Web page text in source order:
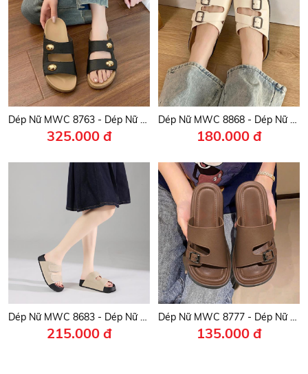
Dép Nữ MWC 8763 - Dép Nữ Quai Đôi Phối Khóa Kim Loại Vàng Đồng Thanh Lịch, Sang Trọng, Thời Trang.
325.000 đ
Dép Nữ MWC 8868 - Dép Nữ Quai Đôi Bản Lớn Khóa Cài Vuông Thanh Lịch, Êm Nhẹ, Thời Trang.
180.000 đ
Dép Nữ MWC 8683 - Dép Nữ Hai Quai Ngang Dán Cài Nhẹ Êm, Nữ Tính, Chuẩn Form, Phối Gì Cũng Đẹp.
215.000 đ
Dép Nữ MWC 8777 - Dép Nữ Khóa Kim Loại Sang Trọng, Đế Mềm Siêu Êm, Thanh Lịch, Dễ Phối Đồ.
135.000 đ